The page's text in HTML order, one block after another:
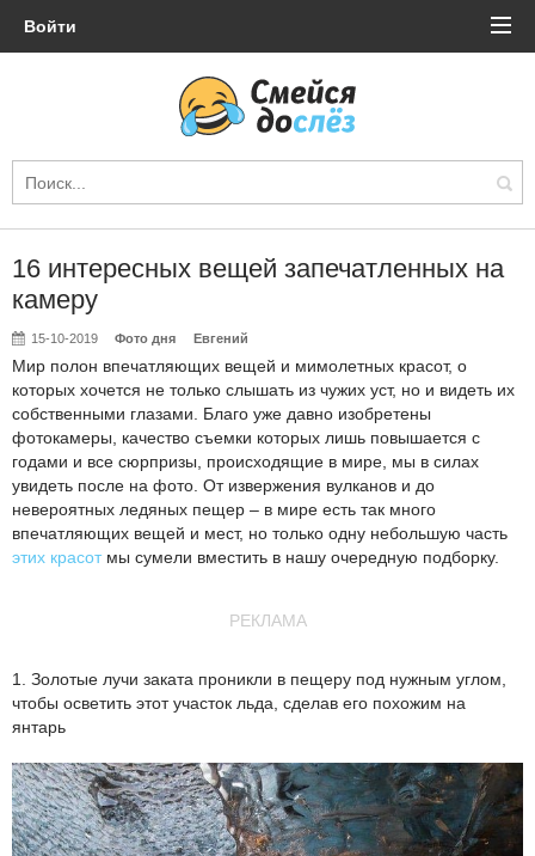
Войти
16 интересных вещей запечатленных на
камеру
15-10-2019 Фото дня Евгений
Мир полон впечатляющих вещей и мимолетных красот, о
которых хочется не только слышать из чужих уст, но и видеть их
собственными глазами. Благо уже давно изобретены
фотокамеры, качество съемки которых лишь повышается с
годами и все сюрпризы, происходящие в мире, мы в силах
увидеть после на фото. От извержения вулканов и до
невероятных ледяных пещер – в мире есть так много
впечатляющих вещей и мест, но только одну небольшую часть
этих красотмы сумели вместить в нашу очередную подборку.
РЕКЛАМА
1. Золотые лучи заката проникли в пещеру под нужным углом,
чтобы осветить этот участок льда, сделав его похожим на
янтарь